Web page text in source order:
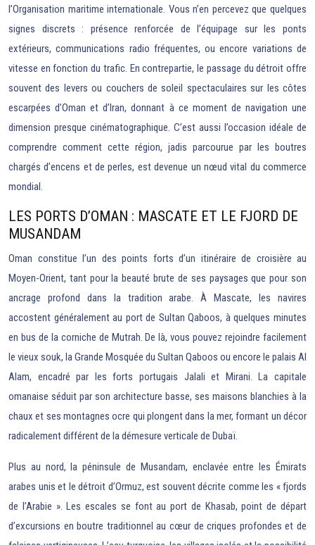
l’Organisation maritime internationale. Vous n’en percevez que quelques
signes discrets : présence renforcée de l’équipage sur les ponts
extérieurs, communications radio fréquentes, ou encore variations de
vitesse en fonction du trafic. En contrepartie, le passage du détroit offre
souvent des levers ou couchers de soleil spectaculaires sur les côtes
escarpées d’Oman et d’Iran, donnant à ce moment de navigation une
dimension presque cinématographique. C’est aussi l’occasion idéale de
comprendre comment cette région, jadis parcourue par les boutres
chargés d’encens et de perles, est devenue un nœud vital du commerce
mondial.
LES PORTS D’OMAN : MASCATE ET LE FJORD DE
MUSANDAM
Oman constitue l’un des points forts d’un itinéraire de croisière au
Moyen-Orient, tant pour la beauté brute de ses paysages que pour son
ancrage profond dans la tradition arabe. À Mascate, les navires
accostent généralement au port de Sultan Qaboos, à quelques minutes
en bus de la corniche de Mutrah. De là, vous pouvez rejoindre facilement
le vieux souk, la Grande Mosquée du Sultan Qaboos ou encore le palais Al
Alam, encadré par les forts portugais Jalali et Mirani. La capitale
omanaise séduit par son architecture basse, ses maisons blanchies à la
chaux et ses montagnes ocre qui plongent dans la mer, formant un décor
radicalement différent de la démesure verticale de Dubaï.
Plus au nord, la péninsule de Musandam, enclavée entre les Émirats
arabes unis et le détroit d’Ormuz, est souvent décrite comme les « fjords
de l’Arabie ». Les escales se font au port de Khasab, point de départ
d’excursions en boutre traditionnel au cœur de criques profondes et de